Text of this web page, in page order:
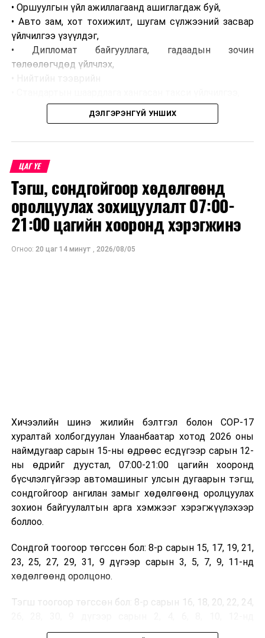
• Оршуулгын үйл ажиллагаанд ашиглагдаж буй,
• Авто зам, хот тохижилт, шугам сүлжээний засвар
үйлчилгээ үзүүлдэг,
• Дипломат байгууллага, гадаадын зочин
төлөөлөгчдөд үйлчлэх,
• Сургууль, цэцэрлэг, байгууллагын ажилчдын тээвэр,
• Таних тэмдэг бүхий хэвлэл мэдээллийн
ДЭЛГЭРЭНГҮЙ УНШИХ
ЦАГ ҮЕ
Тэгш, сондгойгоор хөдөлгөөнд
оролцуулах зохицуулалт 07:00-
21:00 цагийн хооронд хэрэгжинэ
Огноо: 20 цаг 14 минут , 2026/08/05
Хичээлийн шинэ жилийн бэлтгэл болон COP-17
хуралтай холбогдуулан Улаанбаатар хотод 2026 оны
наймдугаар сарын 15-ны өдрөөс есдүгээр сарын 12-
ны өдрийг дуустал, 07:00-21:00 цагийн хооронд
бүсчлэлгүйгээр автомашиныг улсын дугаарын тэгш,
сондгойгоор ангилан замыг хөдөлгөөнд оролцуулах
зохион байгуулалтын арга хэмжээг хэрэгжүүлэхээр
боллоо.
Сондгой тоогоор төгссөн бол: 8-р сарын 15, 17, 19, 21,
23, 25, 27, 29, 31, 9 дүгээр сарын 3, 5, 7, 9, 11-нд
хөдөлгөөнд оролцоно.
Тэгш тоогоор төгссөн бол: 8-р сарын 16, 18, 20, 22, 24,
хөдөлгөөнд оролцоно.